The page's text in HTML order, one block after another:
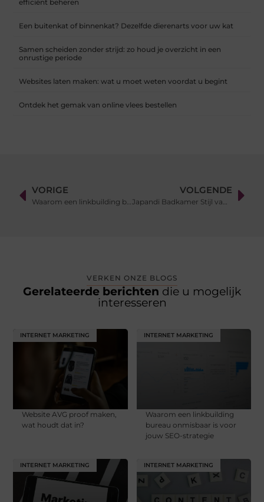
efficiënt beheren
Een buitenkat of binnenkat? Dezelfde dierenarts voor uw kat
Samen scheiden zonder strijd: zo houd je overzicht in een
onrustige periode
Websites laten maken: wat u moet weten voordat u begint
Ontdek het gemak van online vlees bestellen
VORIGE
Waarom een linkbuilding bureau onmisbaar is voor jouw SEO-strategie
VOLGENDE
Japandi Badkamer Stijl van Bubbels & Jets: Rust en Minimalisme
VERKEN ONZE BLOGS
Gerelateerde berichten die u mogelijk
interesseren
INTERNET MARKETING
Website AVG proof maken,
wat houdt dat in?
INTERNET MARKETING
Waarom een linkbuilding
bureau onmisbaar is voor
jouw SEO-strategie
INTERNET MARKETING INTERNET MARKETING